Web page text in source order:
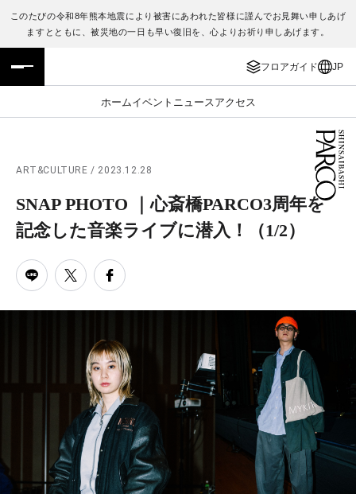
このたびの令和8年熊本地震により被害にあわれた皆様に謹んでお見舞い申しあげ
ますとともに、被災地の一日も早い復旧を、心よりお祈り申しあげます。
フロアガイド JP
ホームイベント ニュース アクセス
フロアガイド
施設案内・アクセス
レストラン・カフェ
TAX FREE
PARCOメンバーズ
ENGLISH
繁体字
ภาษาไทย
日本語
ART&CULTURE / 2023.12.28
SNAP PHOTO ｜心斎橋PARCO3周年を
記念した音楽ライブに潜入！
（1/2）